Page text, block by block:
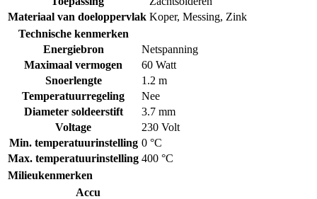
Materiaal van doeloppervlak Koper, Messing, Zink
Technische kenmerken
Energiebron
Netspanning
Maximaal vermogen
60 Watt
Snoerlengte
1.2 m
Temperatuurregeling
Nee
Diameter soldeerstift
3.7 mm
Voltage
230 Volt
Min. temperatuurinstelling 0 °C
Max. temperatuurinstelling 400 °C
Milieukenmerken
Accu